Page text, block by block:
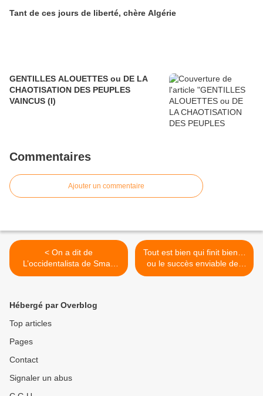
Tant de ces jours de liberté, chère Algérie
GENTILLES ALOUETTES ou DE LA
CHAOTISATION DES PEUPLES
VAINCUS (I)
Commentaires
Ajouter un commentaire
< On a dit de
L’occidentalista de Smari
Abdelmalek
Tout est bien qui finit bien…
ou le succès enviable des
éléments de l’ANP à In
Hébergé par Overblog
Top articles
Pages
Contact
Signaler un abus